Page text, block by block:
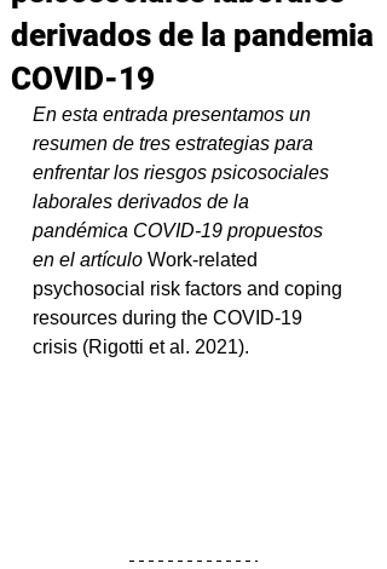
derivados de la pandemia
COVID-19
En esta entrada presentamos un
resumen de tres estrategias para
enfrentar los riesgos psicosociales
laborales derivados de la
pandémica COVID-19 propuestos
en el artículo Work‐related
psychosocial risk factors and coping
resources during the COVID‐19
crisis (Rigotti et al. 2021).